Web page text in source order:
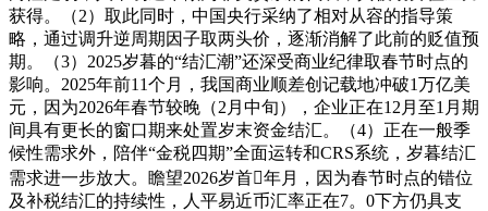
获得。（2）取此同时，中国央行采纳了相对从容的指导策
略，通过调升逆周期因子取两头价，逐渐消解了此前的贬值预
期。（3）2025岁暮的“结汇潮”还深受商业纪律取春节时点的
影响。2025年前11个月，我国商业顺差创记载地冲破1万亿美
元，因为2026年春节较晚（2月中旬），企业正在12月至1月期
间具有更长的窗口期来处置岁末资金结汇。（4）正在一般季
候性需求外，陪伴“金税四期”全面运转和CRS系统，岁暮结汇
需求进一步放大。瞻望2026岁首年月，因为春节时点的错位
及补税结汇的持续性，人平易近币汇率正在7。0下方仍具支